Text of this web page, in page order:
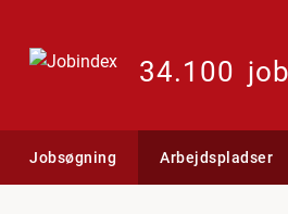
34.100
Jobsøgning Arbejdspladser